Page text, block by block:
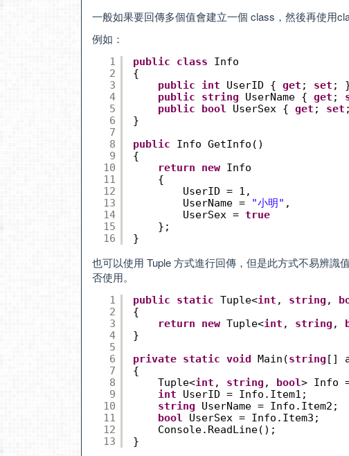
一般如果要回傳多個值會建立一個 class，然後再使用
例如：
1
2
3
4
5
6
7
8
9
10
11
12
13
14
15
16
public class
Info
{
public
int UserID { get ; set ;
public
string UserName { get ;
public
bool UserSex { get ; set
}
public
Info GetInfo()
{
return
new Info
{
UserID = 1,
UserName =
"小明" ,
UserSex = true
};
}
也可以使用 Tuple 方式進行回傳，但是此方式不易辨識
否使用。
1
2
3
4
5
6
7
8
9
10
11
12
13
public static Tuple<int , string ,
{
return
new Tuple<int , string ,
}
private static void Main(string []
{
Tuple<int , string , bool> Info
int
UserID = Info.Item1;
string
UserName = Info.Item2;
bool
UserSex = Info.Item3;
Console.ReadLine();
}